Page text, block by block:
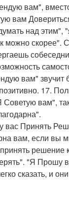
вам",
вам
над этим",
можно
вам" звучит
17.
Советую вам",
Принять
вам, если вы
решение
"Я Прошу
сказать, и